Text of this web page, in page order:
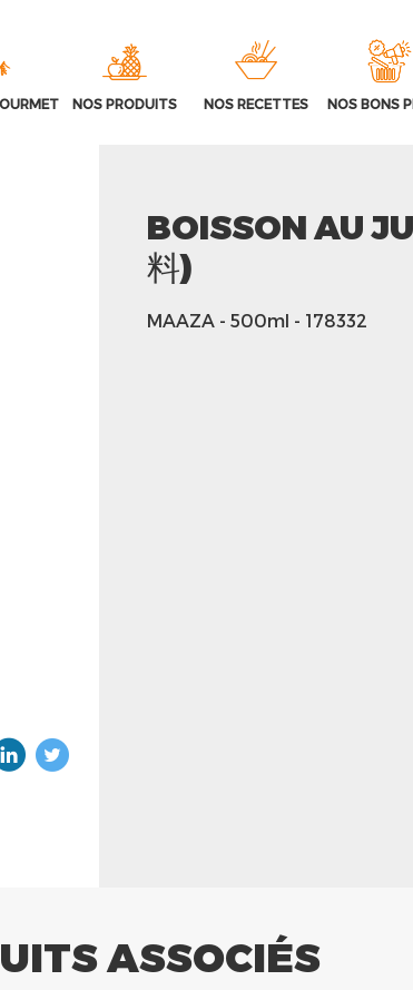
NOS PRODUITS NOS RECETTES NOS BONS
BOISSON AU
料)
MAAZA - 500ml - 178332
ASSOCIÉS